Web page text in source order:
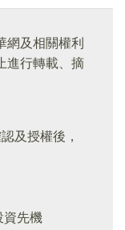
網及相關權利
進行轉載、摘
及授權後，
資先機